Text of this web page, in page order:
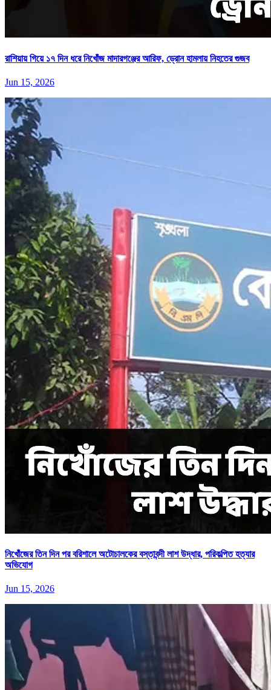
রাশিয়ায় গিয়ে ১৭ দিন ধরে নিখোঁজ মাদারগঞ্জের আরিফ, ড্রোন হামলায় নিহতের গুজব
Jun 15, 2026
নিখোঁজের তিন দিন পর বরিশালে অটোচালকের বস্তাবন্দী লাশ উদ্ধার, পরিকল্পিত হত্যার
অভিযোগ
Jun 15, 2026